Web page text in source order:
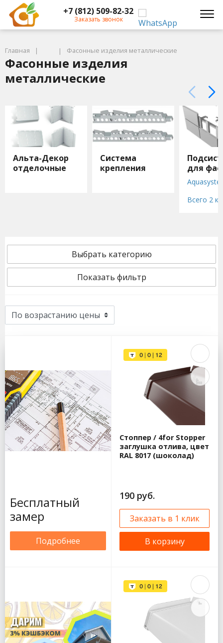
+7 (812) 509-82-32
Заказать звонок
Главная Фасонные изделия металлические
Фасонные изделия
металлические
Альта-Декор
отделочные
Система
крепления
для
Всего 2
Выбрать категорию
Показать фильтр
Бесплатный
замер
Подробнее
Стоппер / 4for Stopper
заглушка отлива, цвет
RAL 8017 (шоколад)
190 руб.
Заказать в 1 клик
В корзину